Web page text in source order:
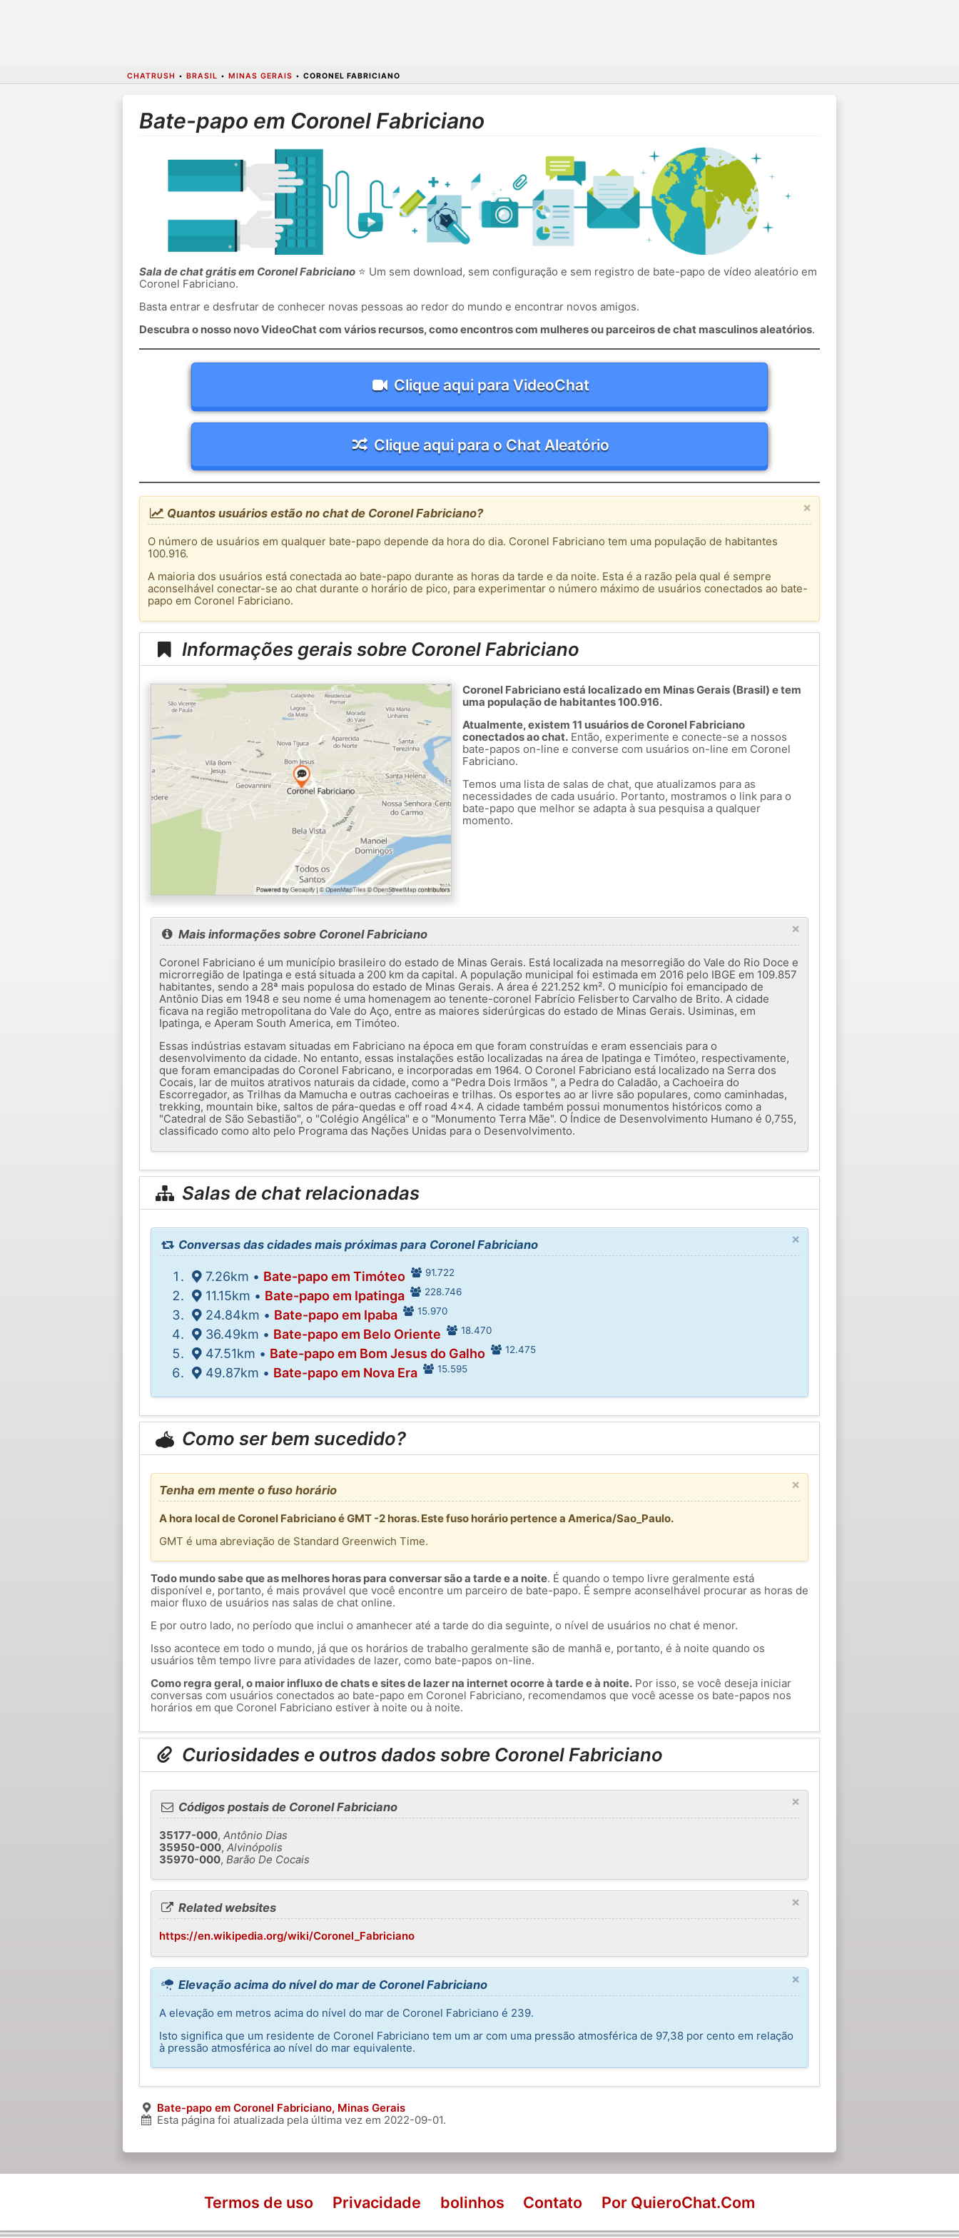
CHATRUSH • BRASIL • MINAS GERAIS • CORONEL FABRICIANO
Bate-papo em Coronel Fabriciano
Sala de chat grátis em Coronel Fabriciano⭐ Um sem download, sem configuração e sem registro de bate-papo de vídeo aleatório em
Coronel Fabriciano.
Basta entrar e desfrutar de conhecer novas pessoas ao redor do mundo e encontrar novos amigos.
Descubra o nosso novo VideoChat com vários recursos, como encontros com mulheres ou parceiros de chat masculinos aleatórios.
Clique aqui para VideoChat
Clique aqui para o Chat Aleatório
×
Quantos usuários estão no chat de Coronel Fabriciano?
O número de usuários em qualquer bate-papo depende da hora do dia. Coronel Fabriciano tem uma população de habitantes
100.916.
A maioria dos usuários está conectada ao bate-papo durante as horas da tarde e da noite. Esta é a razão pela qual é sempre
aconselhável conectar-se ao chat durante o horário de pico, para experimentar o número máximo de usuários conectados ao bate-
papo em Coronel Fabriciano.
Informações gerais sobre Coronel Fabriciano
Coronel Fabriciano está localizado em Minas Gerais (Brasil) e tem
uma população de habitantes 100.916.
Atualmente, existem 11 usuários de Coronel Fabriciano
conectados ao chat.Então, experimente e conecte-se a nossos
bate-papos on-line e converse com usuários on-line em Coronel
Fabriciano.
Temos uma lista de salas de chat, que atualizamos para as
necessidades de cada usuário. Portanto, mostramos o link para o
bate-papo que melhor se adapta à sua pesquisa a qualquer
momento.
×
Mais informações sobre Coronel Fabriciano
Coronel Fabriciano é um município brasileiro do estado de Minas Gerais. Está localizada na mesorregião do Vale do Rio Doce e
microrregião de Ipatinga e está situada a 200 km da capital. A população municipal foi estimada em 2016 pelo IBGE em 109.857
habitantes, sendo a 28ª mais populosa do estado de Minas Gerais. A área é 221.252 km². O município foi emancipado de
Antônio Dias em 1948 e seu nome é uma homenagem ao tenente-coronel Fabrício Felisberto Carvalho de Brito. A cidade
ficava na região metropolitana do Vale do Aço, entre as maiores siderúrgicas do estado de Minas Gerais. Usiminas, em
Ipatinga, e Aperam South America, em Timóteo.
Essas indústrias estavam situadas em Fabriciano na época em que foram construídas e eram essenciais para o
desenvolvimento da cidade. No entanto, essas instalações estão localizadas na área de Ipatinga e Timóteo, respectivamente,
que foram emancipadas do Coronel Fabricano, e incorporadas em 1964. O Coronel Fabriciano está localizado na Serra dos
Cocais, lar de muitos atrativos naturais da cidade, como a "Pedra Dois Irmãos ", a Pedra do Caladão, a Cachoeira do
Escorregador, as Trilhas da Mamucha e outras cachoeiras e trilhas. Os esportes ao ar livre são populares, como caminhadas,
trekking, mountain bike, saltos de pára-quedas e off road 4x4. A cidade também possui monumentos históricos como a
"Catedral de São Sebastião", o "Colégio Angélica" e o "Monumento Terra Mãe". O Índice de Desenvolvimento Humano é 0,755,
classificado como alto pelo Programa das Nações Unidas para o Desenvolvimento.
Salas de chat relacionadas
×
Conversas das cidades mais próximas para Coronel Fabriciano
7.26km • Bate-papo em Timóteo 91.722
11.15km • Bate-papo em Ipatinga 228.746
24.84km • Bate-papo em Ipaba 15.970
36.49km • Bate-papo em Belo Oriente 18.470
47.51km • Bate-papo em Bom Jesus do Galho 12.475
49.87km • Bate-papo em Nova Era 15.595
Como ser bem sucedido?
×
Tenha em mente o fuso horário
A hora local de Coronel Fabriciano é GMT -2 horas. Este fuso horário pertence a America/Sao_Paulo.
GMT é uma abreviação de Standard Greenwich Time.
Todo mundo sabe que as melhores horas para conversar são a tarde e a noite. É quando o tempo livre geralmente está
disponível e, portanto, é mais provável que você encontre um parceiro de bate-papo. É sempre aconselhável procurar as horas de
maior fluxo de usuários nas salas de chat online.
E por outro lado, no período que inclui o amanhecer até a tarde do dia seguinte, o nível de usuários no chat é menor.
Isso acontece em todo o mundo, já que os horários de trabalho geralmente são de manhã e, portanto, é à noite quando os
usuários têm tempo livre para atividades de lazer, como bate-papos on-line.
Como regra geral, o maior influxo de chats e sites de lazer na internet ocorre à tarde e à noite.Por isso, se você deseja iniciar
conversas com usuários conectados ao bate-papo em Coronel Fabriciano, recomendamos que você acesse os bate-papos nos
horários em que Coronel Fabriciano estiver à noite ou à noite.
Curiosidades e outros dados sobre Coronel Fabriciano
×
Códigos postais de Coronel Fabriciano
35177-000, Antônio Dias
35950-000, Alvinópolis
35970-000, Barão De Cocais
×
Related websites
https://en.wikipedia.org/wiki/Coronel_Fabriciano
×
Elevação acima do nível do mar de Coronel Fabriciano
A elevação em metros acima do nível do mar de Coronel Fabriciano é 239.
Isto significa que um residente de Coronel Fabriciano tem um ar com uma pressão atmosférica de 97,38 por cento em relação
à pressão atmosférica ao nível do mar equivalente.
Bate-papo em Coronel Fabriciano, Minas Gerais
Esta página foi atualizada pela última vez em 2022-09-01.
Termos de uso Privacidade bolinhos Contato Por QuieroChat.Com